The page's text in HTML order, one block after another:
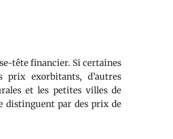
tête financier. Si certaines
prix exorbitants, d’autres
et les petites villes de
distinguent par des prix de